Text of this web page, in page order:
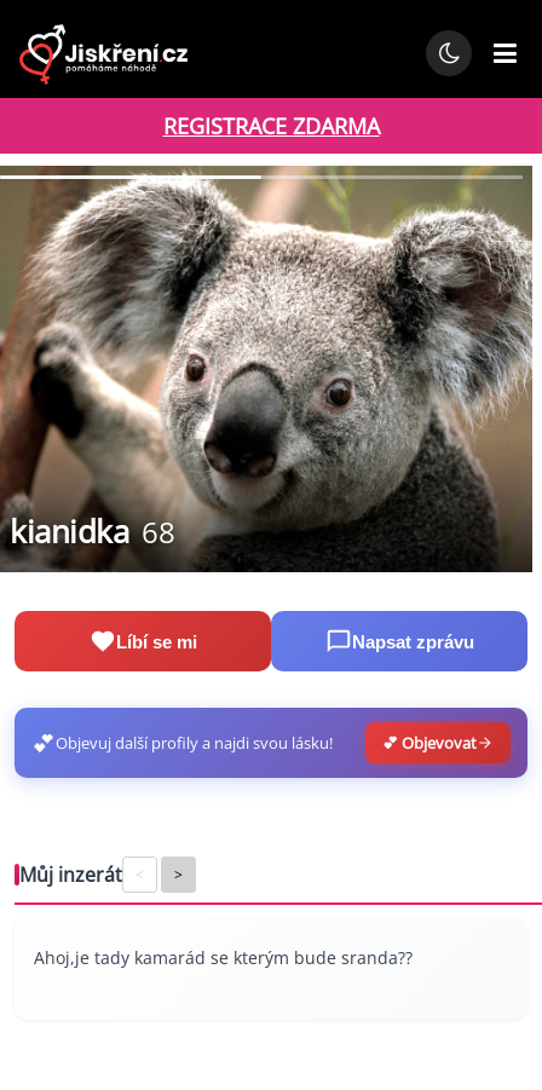
REGISTRACE ZDARMA
kianidka 68
Líbí se mi Napsat zprávu
💕Objevuj další profily a najdi svou lásku! 💕 Objevovat
Můj inzerát < >
Ahoj,je tady kamarád se kterým bude sranda??